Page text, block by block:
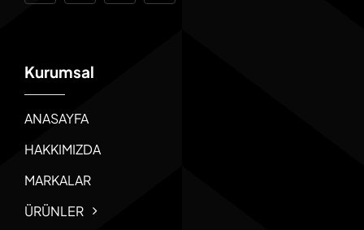
Kurumsal
ANASAYFA
HAKKIMIZDA
MARKALAR
ÜRÜNLER